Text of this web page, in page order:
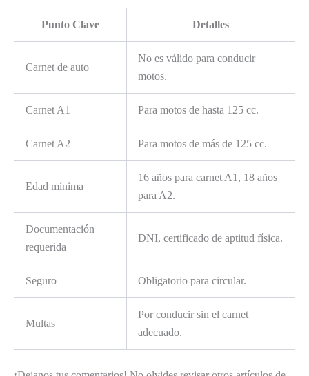
Punto Clave Detalles
Carnet de auto
No es válido para conducir
motos.
Carnet A1 Para motos de hasta 125 cc.
Carnet A2 Para motos de más de 125 cc.
Edad mínima
16 años para carnet A1, 18 años
para A2.
Documentación
requerida
DNI, certificado de aptitud física.
Seguro Obligatorio para circular.
Multas
Por conducir sin el carnet
adecuado.